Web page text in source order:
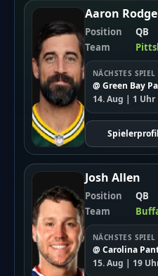
Aaron
Position
QB
Team
NÄCHSTES SPIEL
@ Green Bay
14. Aug | 1 Uhr
Spielerprofil
Josh Allen
Position
QB
Team
NÄCHSTES SPIEL
@ Carolina
15. Aug | 19